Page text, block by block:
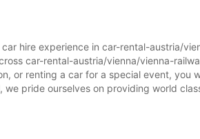
hire experience in car-rental-austria/
car-rental-austria/vienna/vienna-
or renting a car for a special event, you
pride ourselves on providing world